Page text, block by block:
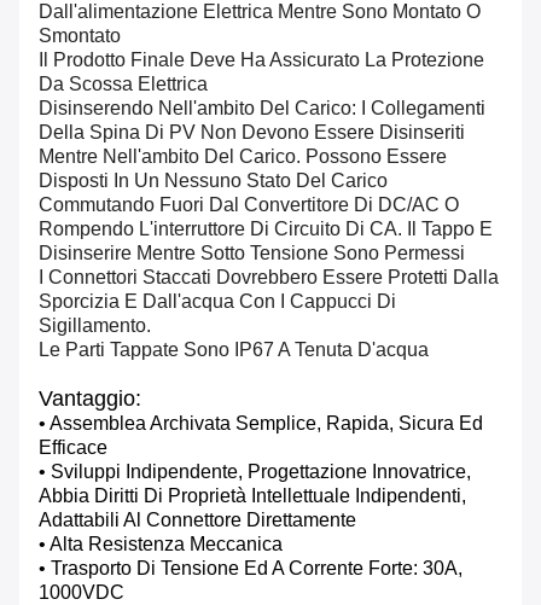
Dall'alimentazione Elettrica Mentre Sono Montato O
Smontato
Il Prodotto Finale Deve Ha Assicurato La Protezione
Da Scossa Elettrica
Disinserendo Nell'ambito Del Carico: I Collegamenti
Della Spina Di PV Non Devono Essere Disinseriti
Mentre Nell'ambito Del Carico. Possono Essere
Disposti In Un Nessuno Stato Del Carico
Commutando Fuori Dal Convertitore Di DC/AC O
Rompendo L'interruttore Di Circuito Di CA. Il Tappo E
Disinserire Mentre Sotto Tensione Sono Permessi
I Connettori Staccati Dovrebbero Essere Protetti Dalla
Sporcizia E Dall'acqua Con I Cappucci Di
Sigillamento.
Le Parti Tappate Sono IP67 A Tenuta D'acqua
Vantaggio:
• Assemblea Archivata Semplice, Rapida, Sicura Ed
Efficace
• Sviluppi Indipendente, Progettazione Innovatrice,
Abbia Diritti Di Proprietà Intellettuale Indipendenti,
Adattabili Al Connettore Direttamente
• Alta Resistenza Meccanica
• Trasporto Di Tensione Ed A Corrente Forte: 30A,
1000VDC